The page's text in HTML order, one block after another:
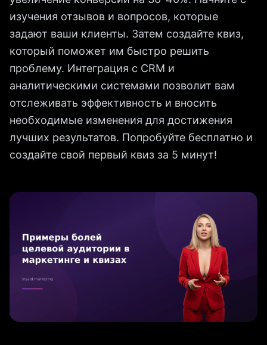
изучения отзывов и вопросов, которые
задают ваши клиенты. Затем создайте квиз,
который поможет им быстро решить
проблему. Интеграция с CRM и
аналитическими системами позволит вам
отслеживать эффективность и вносить
необходимые изменения для достижения
лучших результатов. Попробуйте бесплатно и
создайте свой первый квиз за 5 минут!